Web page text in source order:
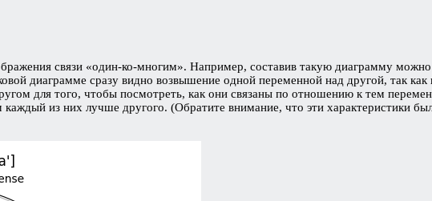
связи «один-ко-многим». Например, составив такую диаграмму
диаграмме сразу видно возвышение одной переменной над другой, так
для того, чтобы посмотреть, как они связаны по отношению к тем
из них лучше другого. (Обратите внимание, что эти характеристики